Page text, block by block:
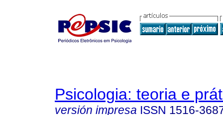
Psicologia: teoria e
versión impresa ISSN 1516-